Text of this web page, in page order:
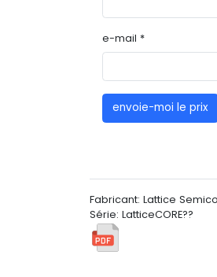
e-mail *
envoie-moi le prix
Fabricant: Lattice
Série: LatticeCORE??